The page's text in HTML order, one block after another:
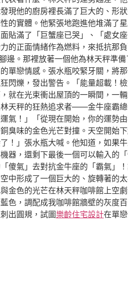
現他的廚房裡長滿了巨大的、形
的實體。他緊張地跑進他堆滿了
滿了「巨蟹座已哭」、「處女
正面情緒作為燃料，來抵抗那
。那裡放著一個他為林天秤準
戀情感。張水瓶咬緊牙關，將
閃爍，發出警告。「能量超載！
就在光束衝出屋頂的一瞬間，一
天秤的狂熱追求者——金牛座霸
氣！」「從現在開始，你的運勢
臭味的金色光芒對撞。天空開始
」張水瓶大喊。他知道，如果
器，還剩下最後一個可以輸入的
傻氣」去對抗金牛座的「霸氣」
形成了一個巨大的、旋轉著的
金色的光芒在林天秤咖啡館上空
色，調配成我咖啡館牆壁的灰度
出圓規，試圖樂齡住宅設計在單